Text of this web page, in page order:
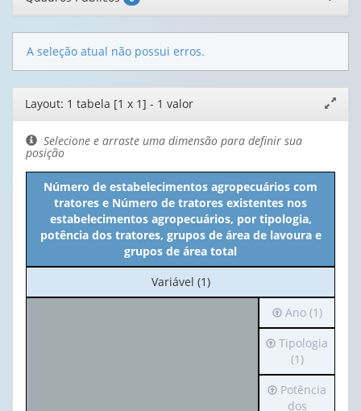
A seleção atual não possui erros.
Editor
de
layout
janela
Layout: 1 tabela [1 x 1] - 1 valor
Selecione e arraste uma dimensão para definir sua
posição
Número de estabelecimentos agropecuários com
tratores e Número de tratores existentes nos
estabelecimentos agropecuários, por tipologia,
potência dos tratores, grupos de área de lavoura e
grupos de área total
No
cabeçalho:
Variável (1)
Irá
para
o
cabeçalho
(possui
apenas
Ano (1)
Irá
o
cabeçalho
(possui
Tipologia
(1)
Irá
para
Potência
dos